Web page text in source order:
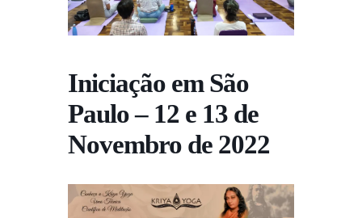
Iniciação em São
Paulo – 12 e 13 de
Novembro de 2022